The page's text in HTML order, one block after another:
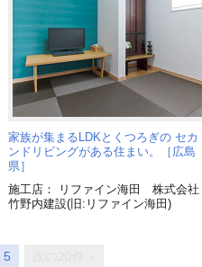
家族が集まるLDKとくつろぎの セカ
ンドリビングがある住まい。［広島
県］
施工店： リファイン海田 株式会社
竹野内建設(旧:リファイン海田)
5